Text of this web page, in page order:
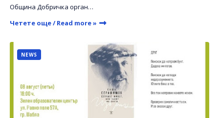
Община Добричка орган…
Четете още / Read more »
NEWS